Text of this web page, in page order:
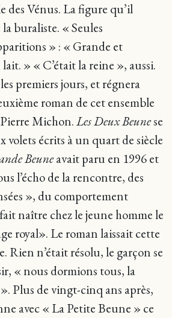
des Vénus. La figure qu’il
buraliste. « Seules
» : « Grande et
» « C’était la reine », aussi.
premiers jours, et régnera
roman de cet ensemble
Michon.Les Deux Beunese
volets écrits à un quart de siècle
Beuneavait paru en 1996 et
l’écho de la rencontre, des
», du comportement
naître chez le jeune homme le
royal». Le roman laissait cette
Rien n’était résolu, le garçon se
« nous dormions tous, la
Plus de vingt-cinq ans après,
avec « La Petite Beune » ce